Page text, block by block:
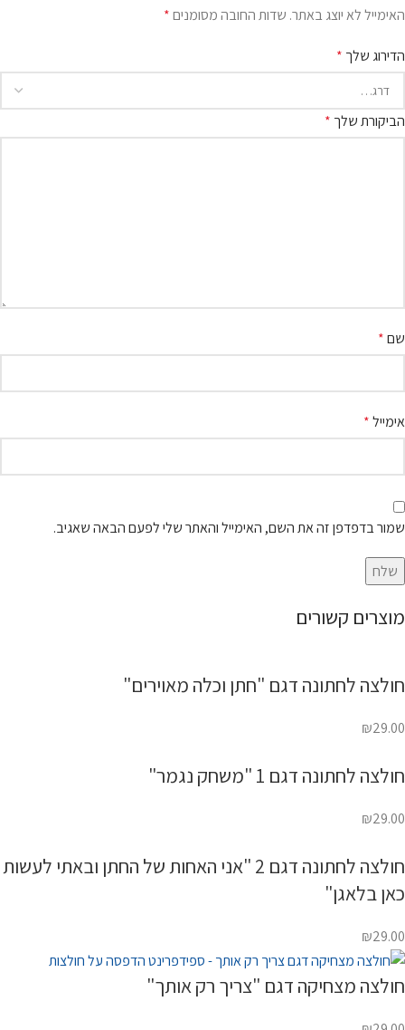
האימייל לא יוצג באתר. שדות החובה מסומנים*
הדירוג שלך *
הביקורת שלך *
שם*
אימייל*
שמור בדפדפן זה את השם, האימייל והאתר שלי לפעם הבאה שאגיב.
מוצרים קשורים
חולצה לחתונה דגם "חתן וכלה מאוירים"
₪29.00
חולצה לחתונה דגם 1 "משחק נגמר"
₪29.00
חולצה לחתונה דגם 2 "אני האחות של החתן ובאתי לעשות
כאן בלאגן"
₪29.00
חולצה מצחיקה דגם "צריך רק אותך"